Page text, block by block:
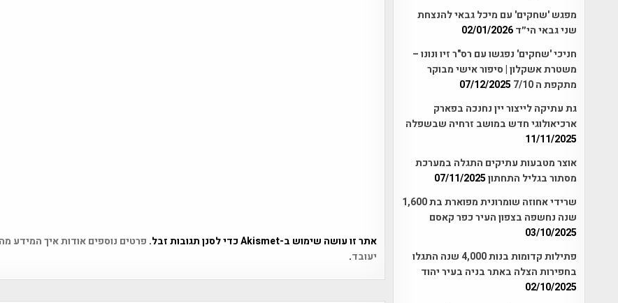
אתר זו עושה שימוש ב-Akismet כדי לסנן תגובות זבל.
פרטים נוספים אודות איך המידע
יעובד.
מפגש 'שחקים' עם מיכל גבאי להנצחת
שני גבאי הי״ד02/01/2026
חניכי 'שחקים' נפגשו עם רס"ר זיו ונונו –
משטרת אשקלון | סיפור אישי מבוקר
מתקפת ה 7/10
07/12/2025
גת עתיקה לייצור יין נחנכה בפארק
ארכיאולוגי חדש במושב זרחיה שבשפלה
11/11/2025
אוצר מטבעות עתיקים התגלה במערכת
מסתור בגליל התחתון07/11/2025
שרידי אחוזה שומרונית מפוארת בת 1,600
שנה נחשפה בצפון העיר כפר קאסם
03/10/2025
פתילות קדומות בנות 4,000 שנה התגלו
בחפירות הצלה באתר בניה בעיר יהוד
02/10/2025